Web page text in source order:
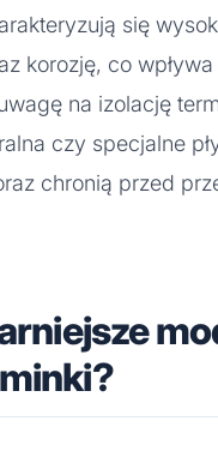
się
korozję, co wpływa
na izolację
czy specjalne
chronią przed